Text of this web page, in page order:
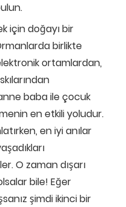
için doğayı bir
birlikte
ortamlardan,
baba ile çocuk
en etkili yoludur.
en iyi anılar
O zaman dışarı
bile! Eğer
şimdi ikinci bir